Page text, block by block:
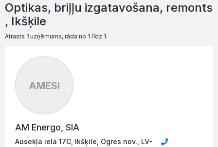
Optikas, briļļu izgatavošana, remonts
, Ikšķile
Atrasts 1 uzņēmums, rāda no 1 līdz 1.
AMESI
AM Energo, SIA
Ausekļa iela 17C, Ikšķile, Ogres nov., LV-